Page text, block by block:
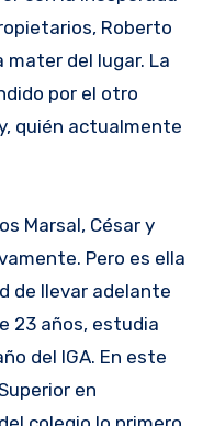
Roberto
mater del lugar. La
por el otro
quién actualmente
Marsal, César y
Pero es ella
de llevar adelante
23 años, estudia
del IGA. En este
en